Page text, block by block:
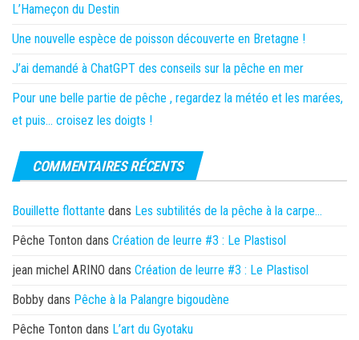
L’Hameçon du Destin
Une nouvelle espèce de poisson découverte en Bretagne !
J’ai demandé à ChatGPT des conseils sur la pêche en mer
Pour une belle partie de pêche , regardez la météo et les marées,
et puis… croisez les doigts !
COMMENTAIRES RÉCENTS
Bouillette flottante dans Les subtilités de la pêche à la carpe…
Pêche Tonton dans Création de leurre #3 : Le Plastisol
jean michel ARINO dans Création de leurre #3 : Le Plastisol
Bobby dans Pêche à la Palangre bigoudène
Pêche Tonton dans L’art du Gyotaku